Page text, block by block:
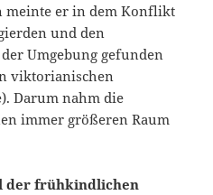
er in dem Konflikt
und den
Umgebung gefunden
viktorianischen
Darum nahm die
immer größeren Raum
der frühkindlichen